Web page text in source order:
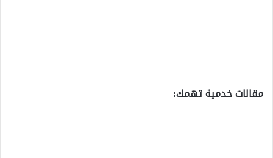
مقالات خدمية تهمك: